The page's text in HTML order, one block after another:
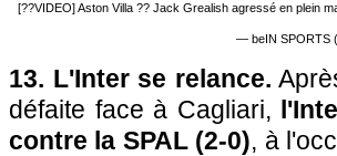
[??VIDEO] Aston Villa ?? Jack Grealish agressé en plein
— beIN SPORTS
13. L'Inter se relance.
défaite face à Cagliari,
contre la SPAL (2-0), à